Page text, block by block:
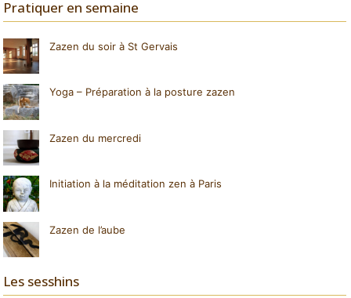
Pratiquer en semaine
Zazen du soir à St Gervais
Yoga – Préparation à la posture zazen
Zazen du mercredi
Initiation à la méditation zen à Paris
Zazen de l’aube
Les sesshins